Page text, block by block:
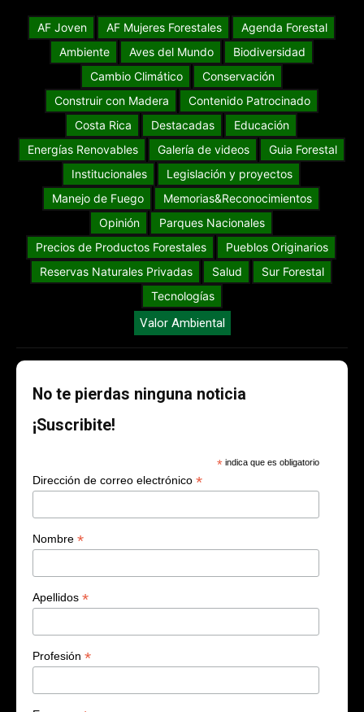
AF Joven AF Mujeres Forestales
Agenda Forestal
Ambiente
Aves del Mundo
Biodiversidad
Cambio Climático
Conservación
Construir con Madera
Contenido Patrocinado
Costa Rica
Destacadas
Educación
Energías Renovables
Galería de videos
Guia Forestal
Institucionales
Legislación y proyectos
Manejo de Fuego
Memorias&Reconocimientos
Opinión
Parques Nacionales
Precios de Productos Forestales
Pueblos Originarios
Reservas Naturales Privadas
Salud
Sur Forestal
Tecnologías
Valor Ambiental
No te pierdas ninguna noticia
¡Suscribite!
* indica que es obligatorio
Dirección de correo electrónico *
Nombre *
Apellidos *
Profesión *